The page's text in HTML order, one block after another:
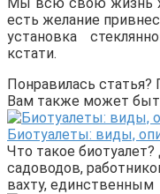
есть желание
установка
кстати.
Понравилась статья?
Вам также может
Биотуалеты: виды,
Что такое
садоводов,
вахту, единственным